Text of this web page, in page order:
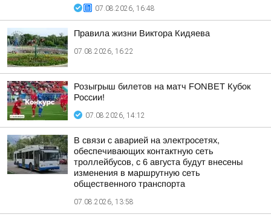
07.08.2026, 16:48
Правила жизни Виктора Кидяева
07.08.2026, 16:22
Розыгрыш билетов на матч FONBET Кубок
России!
07.08.2026, 14:12
В связи с аварией на электросетях,
обеспечивающих контактную сеть
троллейбусов, с 6 августа будут внесены
изменения в маршрутную сеть
общественного транспорта
07.08.2026, 13:58